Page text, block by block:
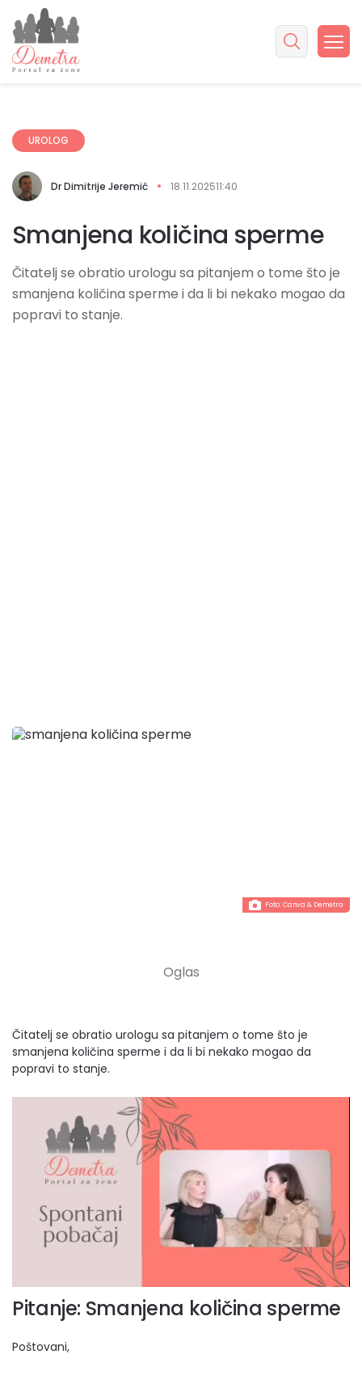
UROLOG
Dr Dimitrije Jeremić 18.11.202511:40
Smanjena količina sperme
Čitatelj se obratio urologu sa pitanjem o tome što je
smanjena količina sperme i da li bi nekako mogao da
popravi to stanje.
Foto:Canva & Demetra
Čitatelj se obratio urologu sa pitanjem o tome što je
smanjena količina sperme i da li bi nekako mogao da
popravi to stanje.
Pitanje: Smanjena količina sperme
Poštovani,